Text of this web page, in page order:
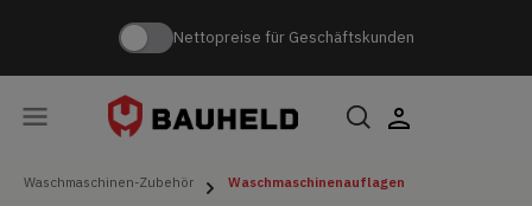
Nettopreise für Geschäftskunden
Waschmaschinen-Zubehör Waschmaschinenauflagen